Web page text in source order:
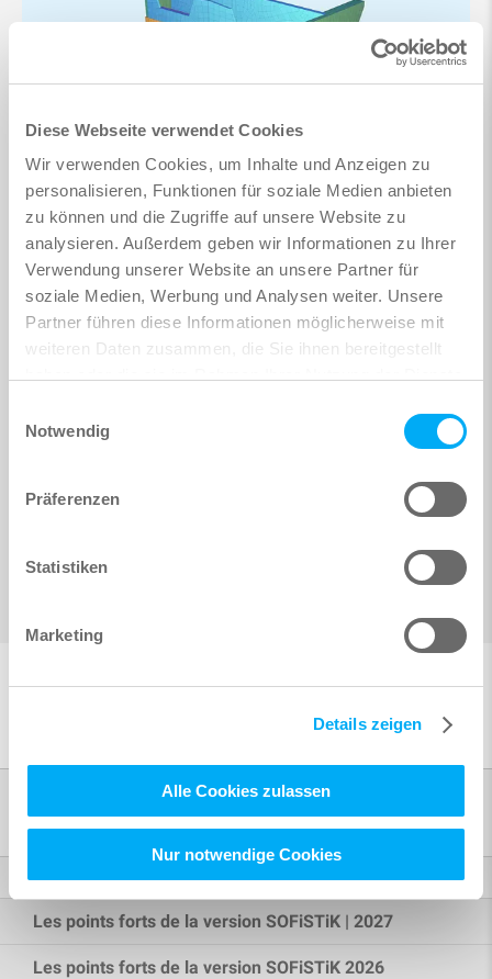
Diese Webseite verwendet Cookies
Wir verwenden Cookies, um Inhalte und Anzeigen zu
personalisieren, Funktionen für soziale Medien anbieten
zu können und die Zugriffe auf unsere Website zu
analysieren. Außerdem geben wir Informationen zu Ihrer
Verwendung unserer Website an unsere Partner für
soziale Medien, Werbung und Analysen weiter. Unsere
Partner führen diese Informationen möglicherweise mit
weiteren Daten zusammen, die Sie ihnen bereitgestellt
Notwendig
Präferenzen
Statistiken
Marketing
Details zeigen
Alle Cookies zulassen
Nur notwendige Cookies
Éléments finis
Les points forts de la version SOFiSTiK | 2027
Les points forts de la version SOFiSTiK 2026